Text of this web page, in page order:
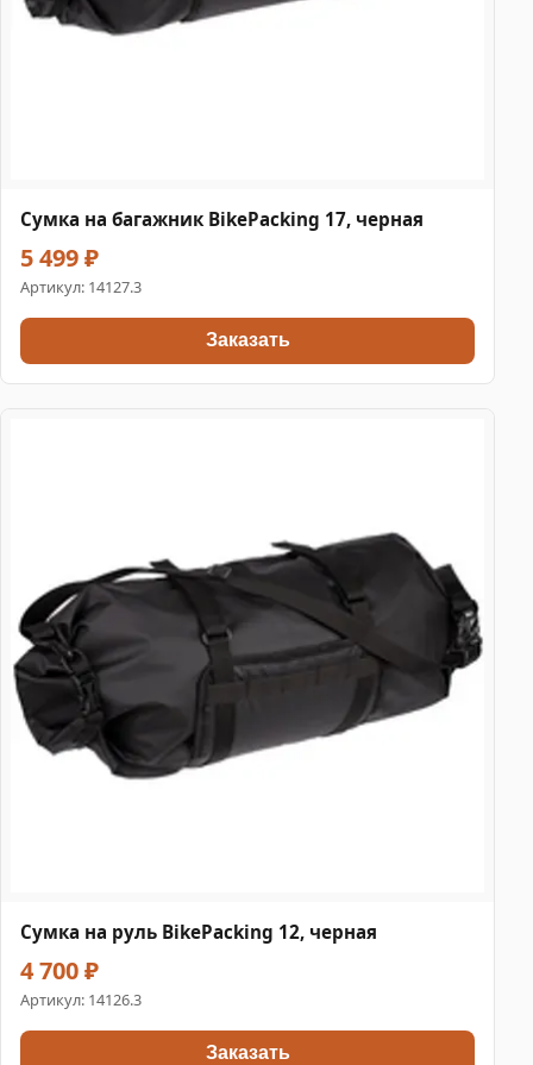
Сумка на багажник BikePacking 17, черная
5 499 ₽
Артикул: 14127.3
Заказать
Сумка на руль BikePacking 12, черная
4 700 ₽
Артикул: 14126.3
Заказать